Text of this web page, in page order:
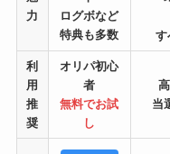
力
ログボなど
特典も多数
す
利
用
推
奨
オリパ初心
者
無料でお試
し
当